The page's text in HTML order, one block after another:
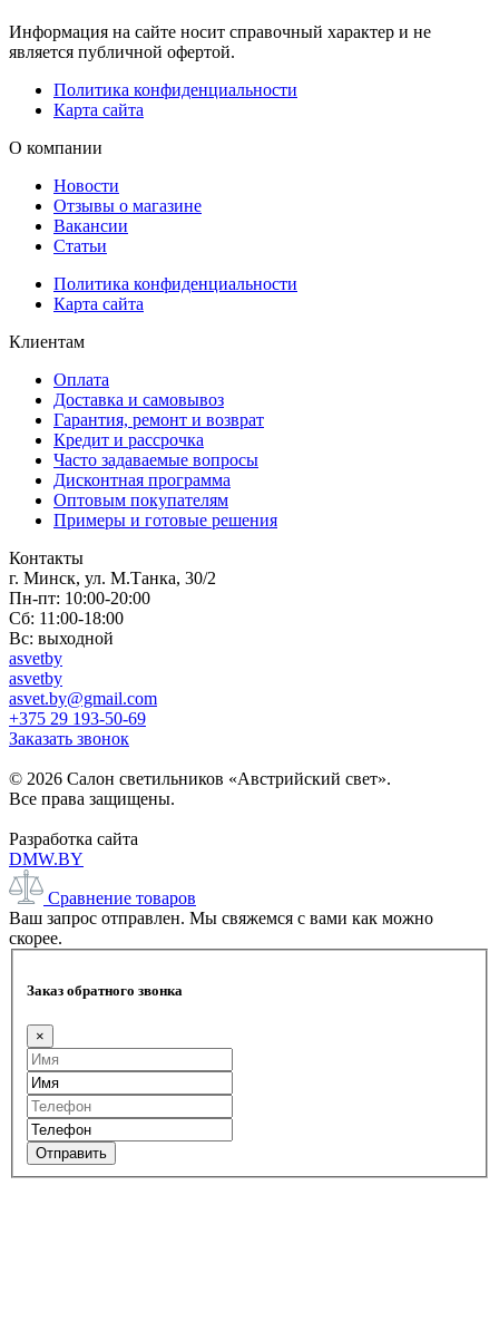
Информация на сайте носит справочный характер и не
является публичной офертой.
Политика конфиденциальности
Карта сайта
О компании
Новости
Отзывы о магазине
Вакансии
Статьи
Политика конфиденциальности
Карта сайта
Клиентам
Оплата
Доставка и самовывоз
Гарантия, ремонт и возврат
Кредит и рассрочка
Часто задаваемые вопросы
Дисконтная программа
Оптовым покупателям
Примеры и готовые решения
Контакты
г. Минск, ул. М.Танка, 30/2
Пн-пт: 10:00-20:00
Сб: 11:00-18:00
Вс: выходной
asvetby
asvetby
asvet.by@gmail.com
+375 29 193-50-69
Заказать звонок
© 2026 Салон светильников «Австрийский свет».
Все права защищены.
Разработка сайта
DMW.BY
Сравнение товаров
Ваш запрос отправлен. Мы свяжемся с вами как можно
скорее.
Заказ обратного звонка
×
Отправить